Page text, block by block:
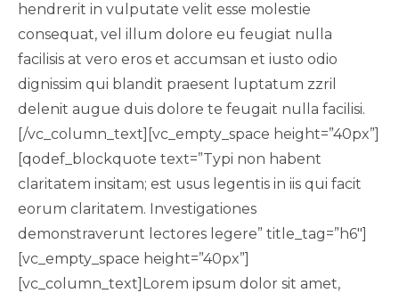
hendrerit in vulputate velit esse molestie
consequat, vel illum dolore eu feugiat nulla
facilisis at vero eros et accumsan et iusto odio
dignissim qui blandit praesent luptatum zzril
delenit augue duis dolore te feugait nulla facilisi.
[/vc_column_text][vc_empty_space height=”40px”]
[qodef_blockquote text=”Typi non habent
claritatem insitam; est usus legentis in iis qui facit
eorum claritatem. Investigationes
demonstraverunt lectores legere” title_tag=”h6″]
[vc_empty_space height=”40px”]
[vc_column_text]Lorem ipsum dolor sit amet,